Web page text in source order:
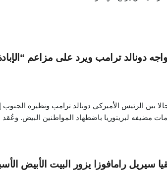
دونالد ترامب ويرد على مزاعم
بين الرئيس الأميركي دونالد ترامب ونظيره
مضيفه لبريتوريا باضطهاد المواطنين البيض. وعُقد
سيريل رامافوزا يزور البيت الأبيض